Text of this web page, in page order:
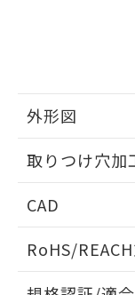
外形図
取りつけ穴加
CAD
ドすることが
RoHS/
用者
ものでは
また、
物質の対
している
り、2022
す。